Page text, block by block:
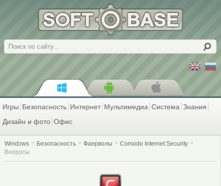
Поиск
Игры Безопасность Интернет Мультимедиа Система Знания
Дизайн и фото Офис
Windows Безопасность Фаерволы
Comodo Internet Security
Вопросы